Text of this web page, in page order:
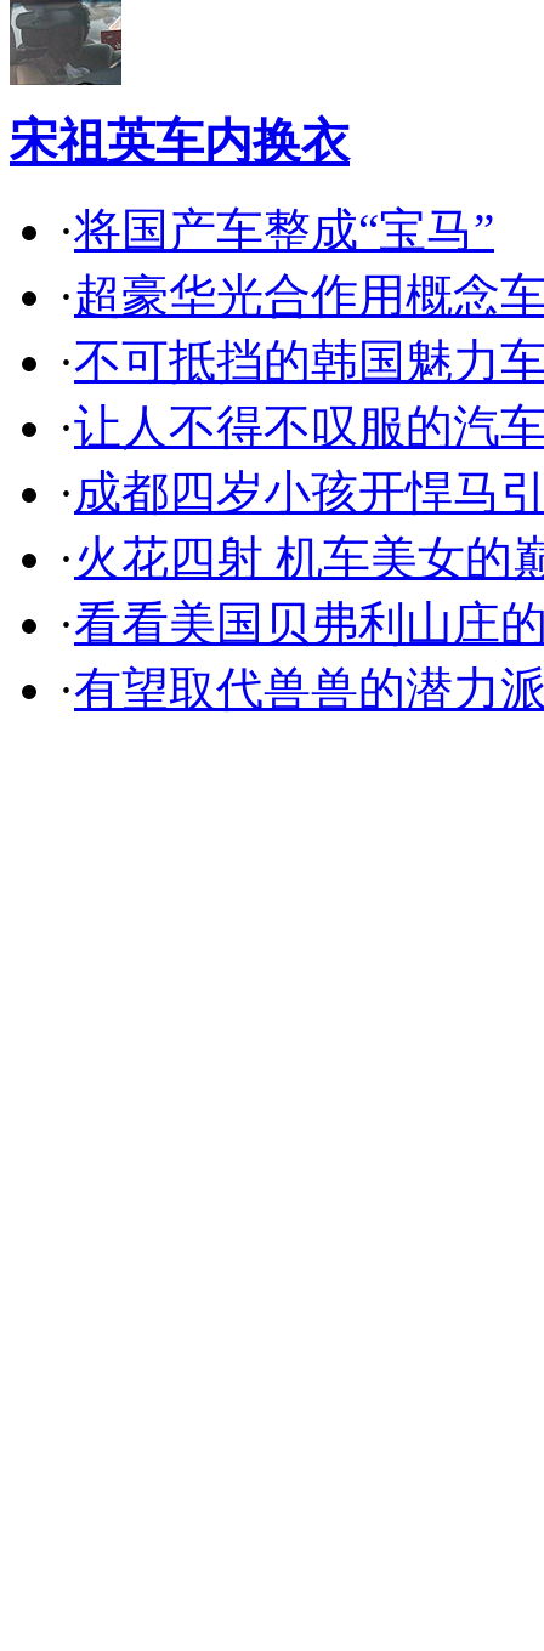
宋祖英车内换衣
·将国产车整成“宝马”
·超豪华光合作用概念
·不可抵挡的韩国魅力
·让人不得不叹服的汽
·成都四岁小孩开悍马
·火花四射 机车美女的
·看看美国贝弗利山庄
·有望取代兽兽的潜力